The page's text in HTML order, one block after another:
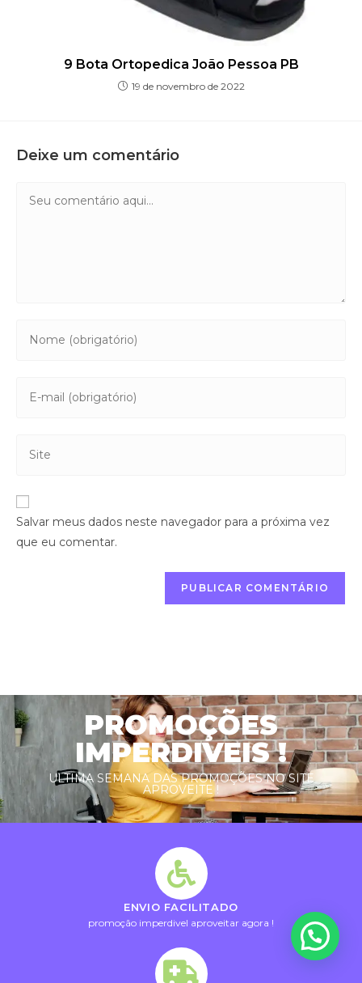
9 Bota Ortopedica João Pessoa PB
19 de novembro de 2022
Deixe um comentário
Salvar meus dados neste navegador para a próxima vez
que eu comentar.
PROMOÇÕES
IMPERDIVEIS !
ULTIMA SEMANA DAS PROMOÇÕES NO SITE
APROVEITE !
ENVIO FACILITADO
promoção imperdivel aproveitar agora !